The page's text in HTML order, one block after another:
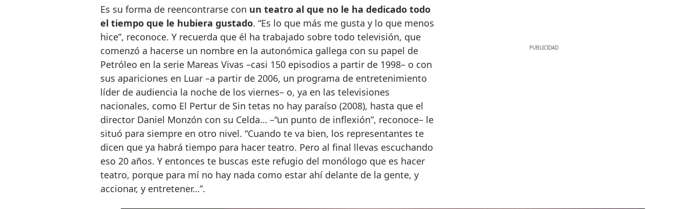
Es su forma de reencontrarse con un teatro al que no le ha dedicado todo
el tiempo que le hubiera gustado. “Es lo que más me gusta y lo que menos
hice”, reconoce. Y recuerda que él ha trabajado sobre todo televisión, que
comenzó a hacerse un nombre en la autonómica gallega con su papel de
Petróleo en la serie Mareas Vivas –casi 150 episodios a partir de 1998– o con
sus apariciones en Luar –a partir de 2006, un programa de entretenimiento
líder de audiencia la noche de los viernes– o, ya en las televisiones
nacionales, como El Pertur de Sin tetas no hay paraíso (2008), hasta que el
director Daniel Monzón con su Celda… –“un punto de inflexión”, reconoce– le
situó para siempre en otro nivel. “Cuando te va bien, los representantes te
dicen que ya habrá tiempo para hacer teatro. Pero al final llevas escuchando
eso 20 años. Y entonces te buscas este refugio del monólogo que es hacer
teatro, porque para mí no hay nada como estar ahí delante de la gente, y
accionar, y entretener…”.